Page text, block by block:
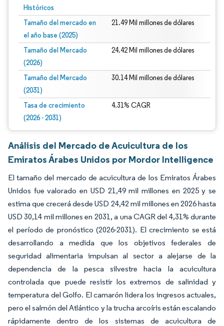
Históricos
Tamaño del mercado en
el año base (2025)
21.49 Mil millones de dólares
Tamaño del Mercado
(2026)
24.42 Mil millones de dólares
Tamaño del Mercado
(2031)
30.14 Mil millones de dólares
Tasa de crecimiento
(2026 - 2031)
4.31% CAGR
Análisis del Mercado de Acuicultura de los
Emiratos Árabes Unidos por Mordor Intelligence
El tamaño del mercado de acuicultura de los Emiratos Árabes
Unidos fue valorado en USD 21,49 mil millones en 2025 y se
estima que crecerá desde USD 24,42 mil millones en 2026 hasta
USD 30,14 mil millones en 2031, a una CAGR del 4,31% durante
el período de pronóstico (2026-2031). El crecimiento se está
desarrollando a medida que los objetivos federales de
seguridad alimentaria impulsan al sector a alejarse de la
dependencia de la pesca silvestre hacia la acuicultura
controlada que puede resistir los extremos de salinidad y
temperatura del Golfo. El camarón lidera los ingresos actuales,
pero el salmón del Atlántico y la trucha arcoíris están escalando
rápidamente dentro de los sistemas de acuicultura de